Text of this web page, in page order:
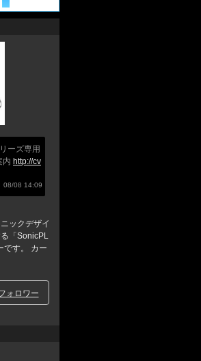
ーズ専用
内 http://cv
08/08 14:09
ックデザイ
「SonicPL
です。 カー
ォロワー